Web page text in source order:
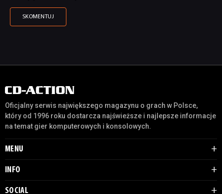
Oficjalny serwis największego magazynu o grach w Polsce,
który od 1996 roku dostarcza najświeższe i najlepsze informacje
na temat gier komputerowych i konsolowych.
MENU
INFO
SOCIAL